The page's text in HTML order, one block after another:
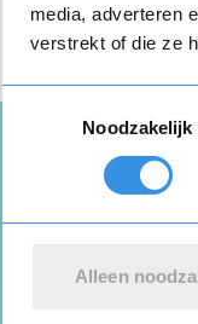
media, adverteren
verstrekt of die ze
Toestemmingsselectie
Noodzakelijk
AlleenDeel je